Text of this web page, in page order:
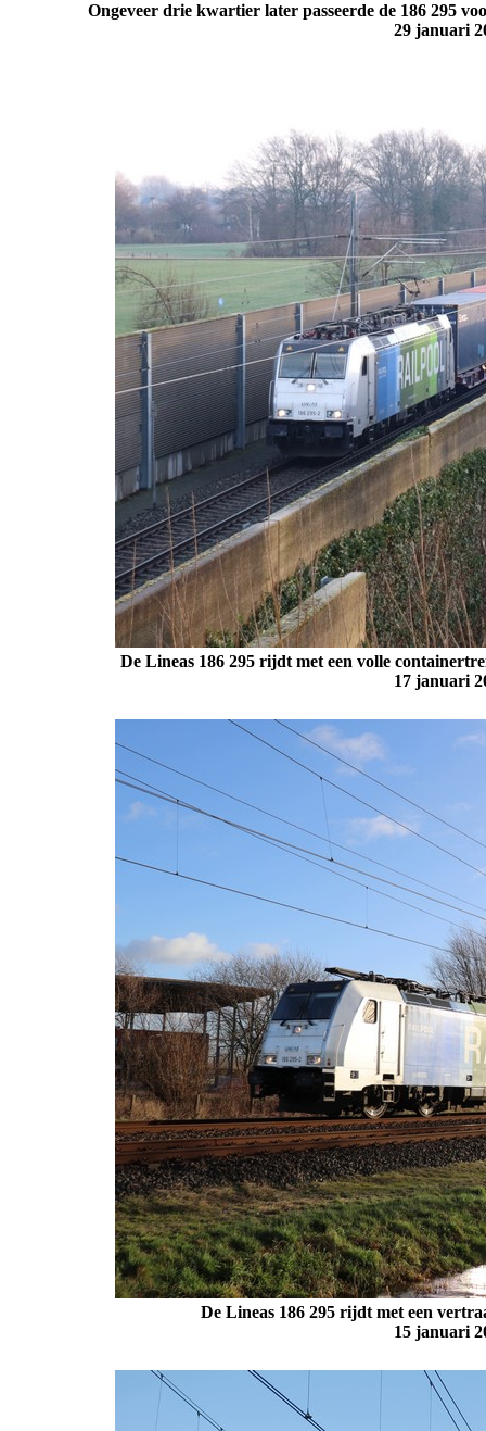
Ongeveer drie kwartier later passeerde de 186 295
29 januari
De Lineas 186 295 rijdt met een volle
17 januari
De Lineas 186 295 rijdt met een
15 januari